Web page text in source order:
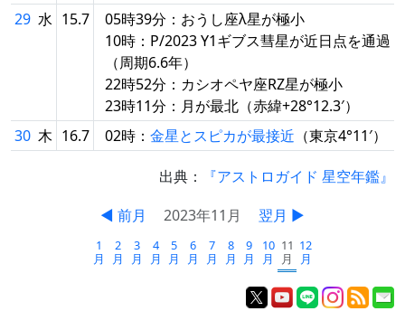
29 水 15.7
05時39分：おうし座λ星が極小
10時：P/2023 Y1ギブス彗星が近日点を通過
（周期6.6年）
22時52分：カシオペヤ座RZ星が極小
23時11分：月が最北（赤緯+28°12.3′）
30 木 16.7 02時： 金星とスピカが最接近 （東京4°11′）
出典：
『アストロガイド 星空年鑑』
◀ 前月
2023年11月 翌月 ▶
1
月
2
月
3
月
4
月
5
月
6
月
7
月
8
月
9
月
10
月
11
月
12
月